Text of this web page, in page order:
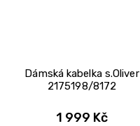
Dámská kabelka s.Oliver
2175198/8172
1 999 Kč